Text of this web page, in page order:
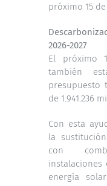
próximo 15
2026-2027
El próximo
también
presupuesto
de 1.941.236
Con esta
la
con
instalaciones
energía